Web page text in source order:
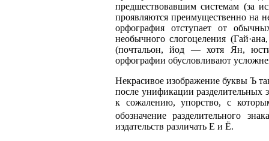
предшествовавшим системам (за
проявляются преимущественно на
орфография отступает от
необычного слогоцеления
(почтальон, йод — хотя Ян,
орфографии обусловливают
Некрасивое изображение буквы Ъ
после унификации разделительных
к сожалению, упорство, с
обозначение разделительного
издательств различать Е и Ё.